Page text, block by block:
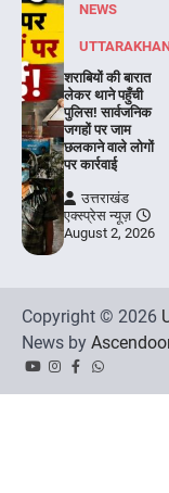
NEWS
शराबियों की बारात
लेकर थाने पहुँची
पुलिस! सार्वजनिक
जगहों पर जाम
छलकाने वाले लोगों
पर कार्रवाई
उत्तराखंड
एक्स्प्रेस न्यूज़
August 2, 2026
Copyright © 2026
News by
YouTubeInstagram
Facebook
Whatsapp